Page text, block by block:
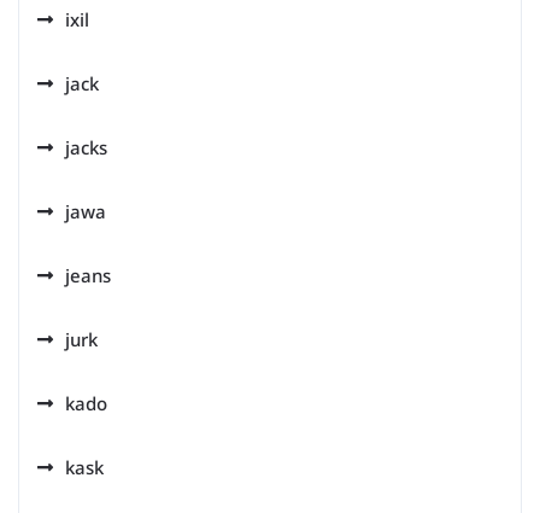
ixil
jack
jacks
jawa
jeans
jurk
kado
kask